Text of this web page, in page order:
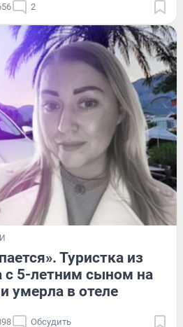
2
Туристка из
с 5-летним сыном на
умерла в отеле
Обсудить